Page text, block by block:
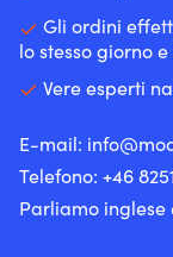
Gli ordini
lo stesso giorno
Vere esperti
E-mail:
Telefono: +46 8251
Parliamo inglese